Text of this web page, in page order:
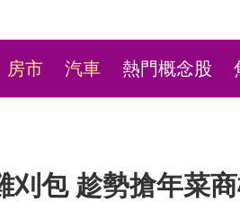
房市 汽車 熱門概念股
刈包 趁勢搶年菜